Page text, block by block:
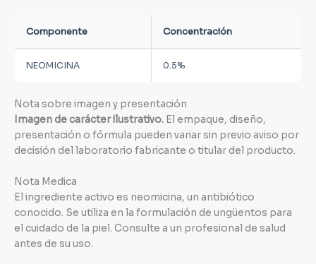
Componente Concentración
NEOMICINA 0.5%
Nota sobre imagen y presentación
Imagen de carácter ilustrativo. El empaque, diseño,
presentación o fórmula pueden variar sin previo aviso por
decisión del laboratorio fabricante o titular del producto.
Nota Medica
El ingrediente activo es neomicina, un antibiótico
conocido. Se utiliza en la formulación de ungüentos para
el cuidado de la piel. Consulte a un profesional de salud
antes de su uso.